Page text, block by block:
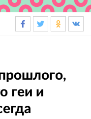
геи и